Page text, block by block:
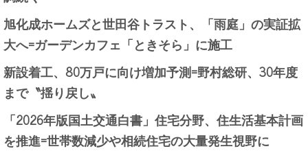
旭化成ホームズと世田谷トラスト、「雨庭」の実証拡
大へ=ガーデンカフェ「ときそら」に施工
新設着工、80万戸に向け増加予測=野村総研、30年度
まで〝揺り戻し〟
「2026年版国土交通白書」住宅分野、住生活基本計画
を推進=世帯数減少や相続住宅の大量発生視野に